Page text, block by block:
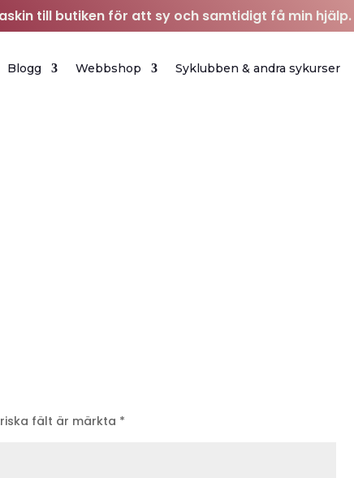
till butiken för att sy och samtidigt få min hjälp.
Blogg Webbshop Syklubben & andra sykurser
fält är märkta *